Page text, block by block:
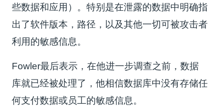
些数据和应用）。特别是在泄露的数据中明确指
出了软件版本，路径，以及其他一切可被攻击者
利用的敏感信息。
Fowler最后表示，在他进一步调查之前，数据
库就已经被处理了，他相信数据库中没有存储任
何支付数据或员工的敏感信息。